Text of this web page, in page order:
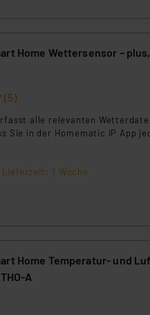
Home Wettersensor –
(5)
alle relevanten
Sie in der Homematic IP App
1 Woche
Home Temperatur- und
A